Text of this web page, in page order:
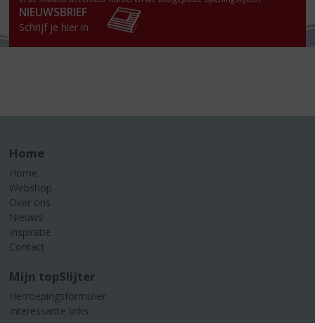
NIEUWSBRIEF
Schrijf je hier in
Home
Home
Webshop
Over ons
Nieuws
Inspiratie
Contact
Mijn topSlijter
Herroepingsformulier
Interessante links